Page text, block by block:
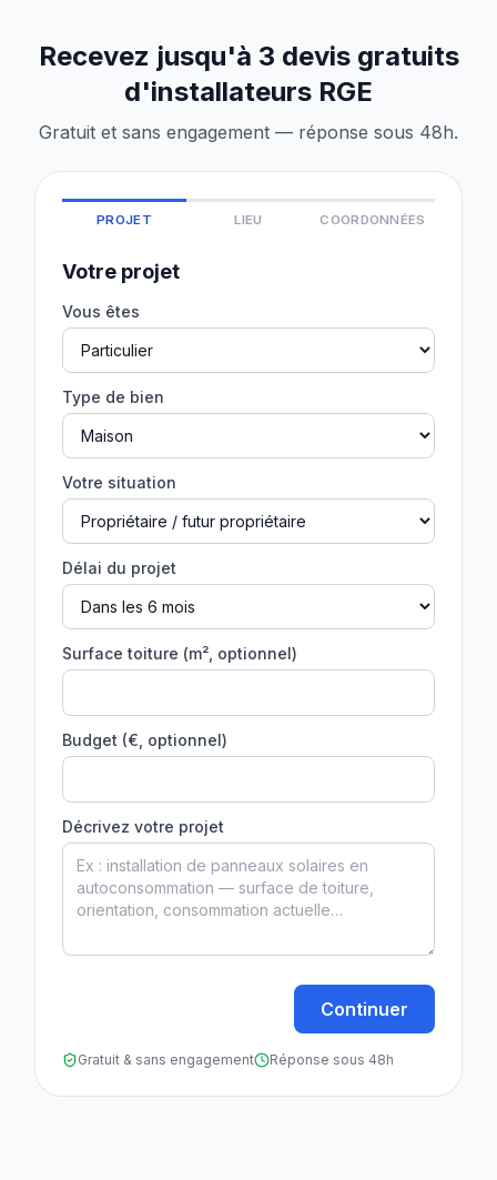
Recevez jusqu'à 3 devis gratuits
d'installateurs RGE
Gratuit et sans engagement — réponse sous 48h.
PROJET LIEU COORDONNÉES
Votre projet
Vous êtes
Type de bien
Votre situation
Délai du projet
Surface toiture (m², optionnel)
Budget (€, optionnel)
Décrivez votre projet
Continuer
Gratuit & sans engagement Réponse sous 48h